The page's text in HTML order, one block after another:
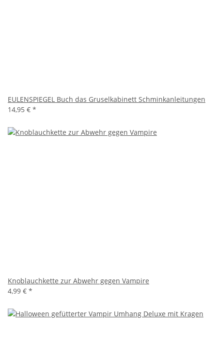
EULENSPIEGEL Buch das Gruselkabinett Schminkanleitungen
14,95 € *
Knoblauchkette zur Abwehr gegen Vampire
4,99 € *